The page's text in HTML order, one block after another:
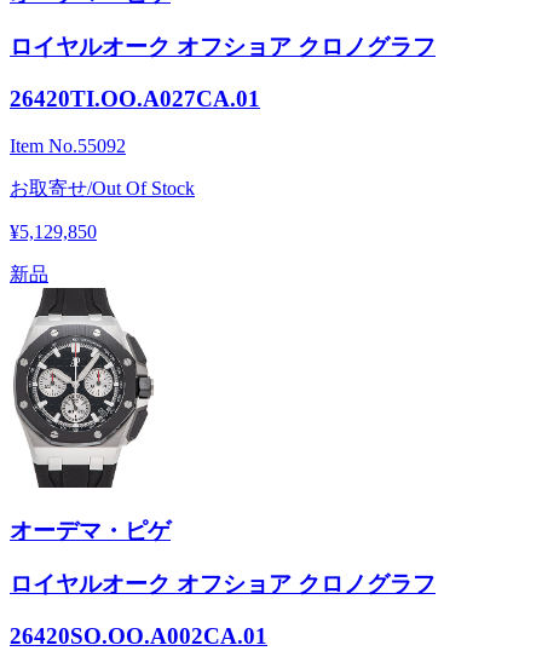
ロイヤルオーク オフショア クロノグラフ
26420TI.OO.A027CA.01
Item No.55092
お取寄せ/Out Of Stock
¥5,129,850
新品
オーデマ・ピゲ
ロイヤルオーク オフショア クロノグラフ
26420SO.OO.A002CA.01